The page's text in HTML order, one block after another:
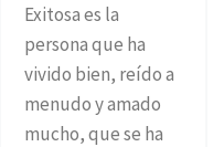
Exitosa es la
persona que ha
vivido bien, reído a
menudo y amado
mucho, que se ha